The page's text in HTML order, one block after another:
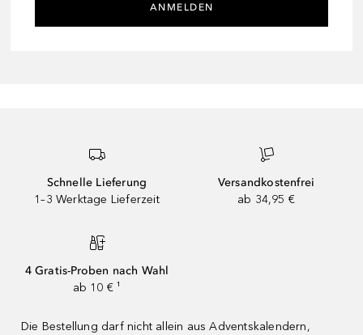
ANMELDEN
Schnelle Lieferung
1–3 Werktage Lieferzeit
Versandkostenfrei
ab 34,95 €
4 Gratis-Proben nach Wahl
ab 10 € ¹
Die Bestellung darf nicht allein aus Adventskalendern,